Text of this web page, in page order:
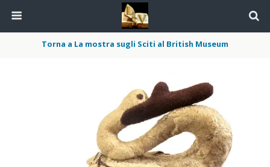
Torna a La mostra sugli Sciti al British Museum